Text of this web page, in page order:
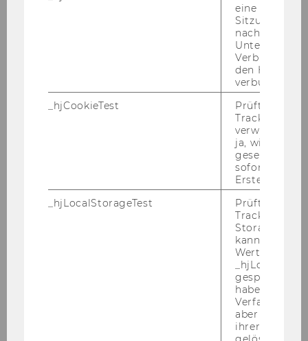
Zweckwidmung der Studienbeiträge für das
Der Senat hat in sei­ner 31. Sit­zung am 27. Juni
2007 die Ka­te­go­rien für die Zweck­wid­mung
der Stu­di­en­bei­trä­ge für das Win­ter­se­mes­ter
2007/2008 gemäß § 25 Abs 1 Z 13 UG 2002 wie
1. Die Stu­di­en­bei­trä­ge sind ins­be­son­de­re für
fol­gen­de Be­rei­che des Lehr­pro­gramms zu ver­
* Schaf­fung eines Not­top­fes, um un­vor­her­ge­se­
he­ne Eng­päs­se beim Lehr­ver­an­stal­tungs­be­
* Wid­mung zu­sätz­li­cher Ka­pa­zi­tä­ten für spe­
* Fi­nan­zie­rung von Lehr­ver­an­stal­tun­gen wäh­
rend der sonst vor­le­sungs­frei­en Zeit (Som­mer­
eine
Sitzung/
nach einer
Verbindung
den Hotjar-
verbunden
_hjCookieTest
Prüft, ob der
Tracking
verwenden
ja, wird ein
gesetzt. Wird
sofort nach
Erstellung
_hjLocalStorageTest
Prüft, ob der
Tracking
Storage
kann. Wenn
Wert 1
haben keine
Verfallszeit,
aber fast
ihrer